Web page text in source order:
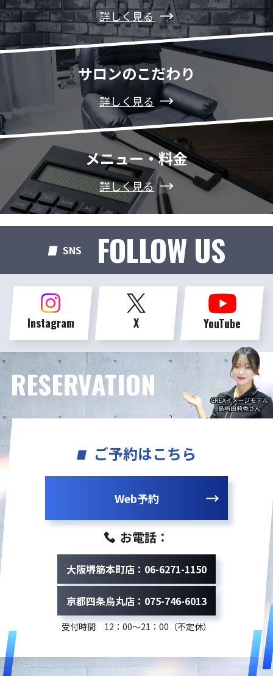
詳しく見る
サロンのこだわり
詳しく見る
メニュー・料金
詳しく見る
SNS FOLLOW US
Instagram X YouTube
RESERVATION
ご予約はこちら
Web予約
お電話：
大阪堺筋本町店：06-6271-1150
京都四条烏丸店：075-746-6013
受付時間 12：00～21：00（不定休）